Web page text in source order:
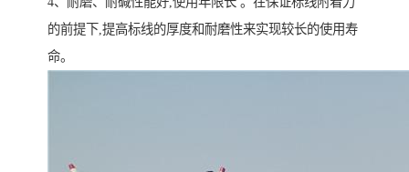
的前提下,提高标线的厚度和耐磨性来实现较长的使用寿
命。